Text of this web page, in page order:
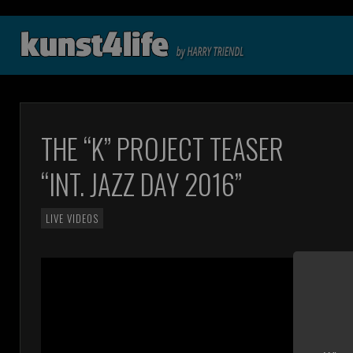
THE “K” PROJECT TEASER
“INT. JAZZ DAY 2016”
LIVE VIDEOS